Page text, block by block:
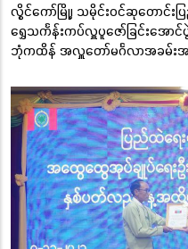
လွိုင်ကော်မြို့၊ သမိုင်းဝင်ဆုတောင်း
ရွှေသင်္ကန်းကပ်လှူပူဇော်ခြင်းအောင်
ဘုံကထိန် အလှူတော်မင်္ဂလာအခမ်းအန